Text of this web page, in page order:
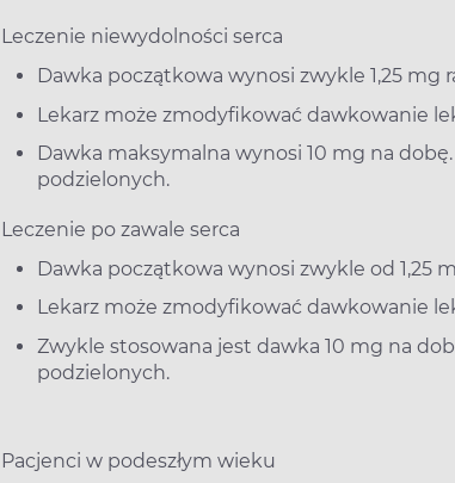
Leczenie niewydolności serca
Dawka początkowa wynosi zwykle 1,25 mg
Lekarz może zmodyfikować dawkowanie
Dawka maksymalna wynosi 10 mg na
podzielonych.
Leczenie po zawale serca
Dawka początkowa wynosi zwykle od 1,25
Lekarz może zmodyfikować dawkowanie
Zwykle stosowana jest dawka 10 mg na
podzielonych.
Pacjenci w podeszłym wieku